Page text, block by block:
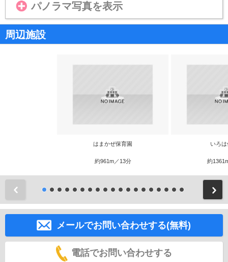
パノラマ写真を表示
周辺施設
はまかぜ保育園
約961m／13分
いろ
約
メールでお問い合わせする(無料)
電話でお問い合わせする